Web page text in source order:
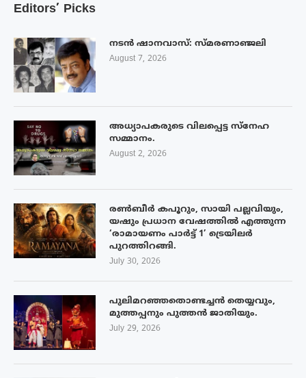
Editors’ Picks
നടൻ ഷാനവാസ്: സ്മരണാഞ്ജലി
August 7, 2026
അധ്യാപകരുടെ വിലപ്പെട്ട സ്നേഹ
സമ്മാനം.
August 2, 2026
രൺബീർ കപൂറും, സായി പല്ലവിയും,
യഷും പ്രധാന വേഷത്തിൽ എത്തുന്ന
‘രാമായണം പാർട്ട് 1’ ട്രെയിലർ
പുറത്തിറങ്ങി.
July 30, 2026
പുലിമറഞ്ഞതൊണ്ടച്ചൻ തെയ്യവും,
മുത്തപ്പനും പുത്തൻ ജാതിയും.
July 29, 2026